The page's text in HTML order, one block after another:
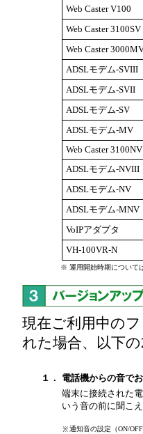
Web Caster V100
Web Caster 3100SV
Web Caster
ADSLモデム-SVIII
ADSLモデム-SVII
ADSLモデム-SV
ADSLモデム-MV
Web Caster 3100NV
ADSLモデム-NVIII
ADSLモデム-NV
ADSLモデム-MNV
VoIPアダプタ
VH-100VR-N
※ 運用開始時期について
現在ご利用中の
れた場合、以下
１．
電話機からの音で
端末に接続された
いう音の前に聞こえ
※ 通知音の設定（ON/